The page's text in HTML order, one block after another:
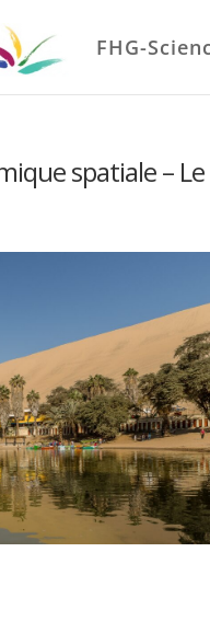
FHG-
spatiale – Le